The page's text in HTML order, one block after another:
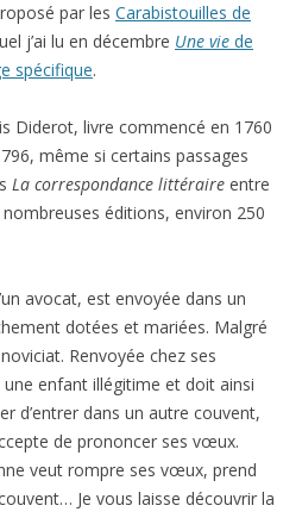
par les Carabistouilles de
j’ai lu en décembre Une vie de
spécifique.
Diderot, livre commencé en 1760
même si certains passages
La correspondance littéraire entre
éditions, environ 250
avocat, est envoyée dans un
dotées et mariées. Malgré
Renvoyée chez ses
enfant illégitime et doit ainsi
d’entrer dans un autre couvent,
de prononcer ses vœux.
veut rompre ses vœux, prend
Je vous laisse découvrir la